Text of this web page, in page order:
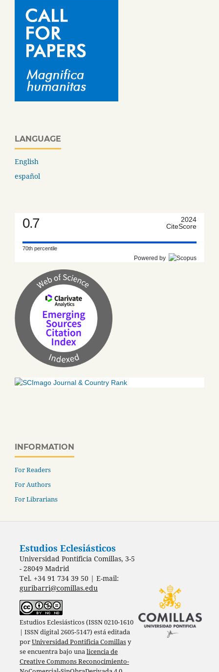
LANGUAGE
English
español
0.7
2024
CiteScore
70th percentile
Powered by
INFORMATION
For Readers
For Authors
For Librarians
Estudios Eclesiásticos
Universidad Pontificia Comillas, 3-5
- 28049 Madrid
Tel. +34 91 734 39 50 | E-mail:
guribarri@comillas.edu
Estudios Eclesiásticos (ISSN 0210-1610
| ISSN digital 2605-5147) está editada
porUniversidad Pontificia Comillasy
se encuentra bajo unalicencia de
Creative Commons Reconocimiento-